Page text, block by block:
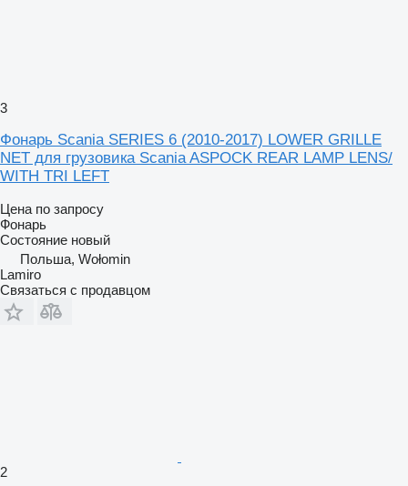
3
Фонарь Scania SERIES 6 (2010-2017) LOWER GRILLE
NET для грузовика Scania ASPOCK REAR LAMP LENS/
WITH TRI LEFT
Цена по запросу
Фонарь
Состояние новый
Польша, Wołomin
Lamiro
Связаться с продавцом
2